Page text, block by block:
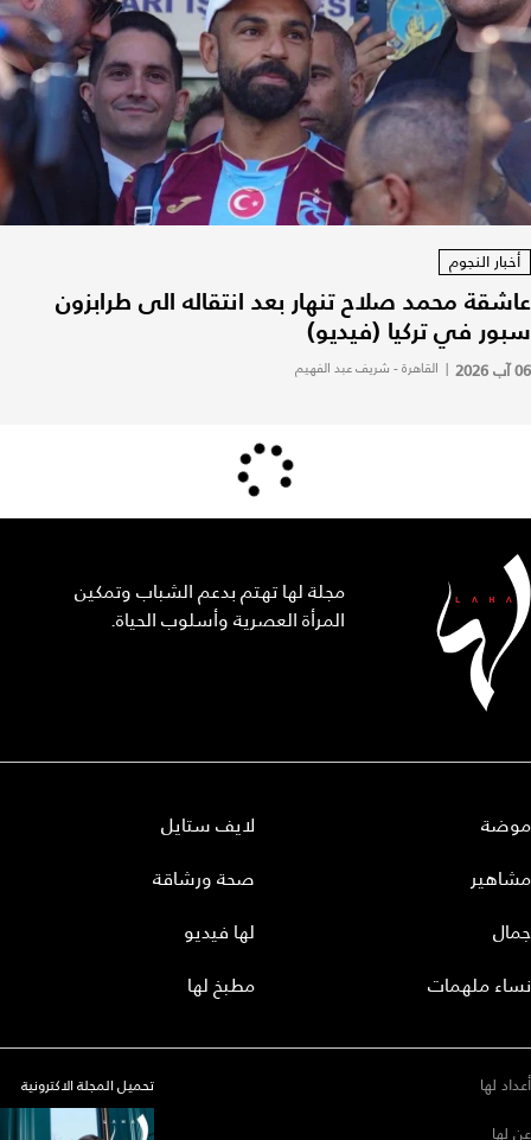
أخبار النجوم
عاشقة محمد صلاح تنهار بعد انتقاله الى طرابزون
سبور في تركيا (فيديو)
06 آب 2026 | القاهرة - شريف عبد الفهيم
مجلة لها تهتم بدعم الشباب وتمكين
المرأة العصرية وأسلوب الحياة.
موضة
مشاهير
جمال
نساء ملهمات
لايف ستايل
صحة ورشاقة
لها فيديو
مطبخ لها
أعداد لها
عن لها
تحميل المجلة الاكترونية